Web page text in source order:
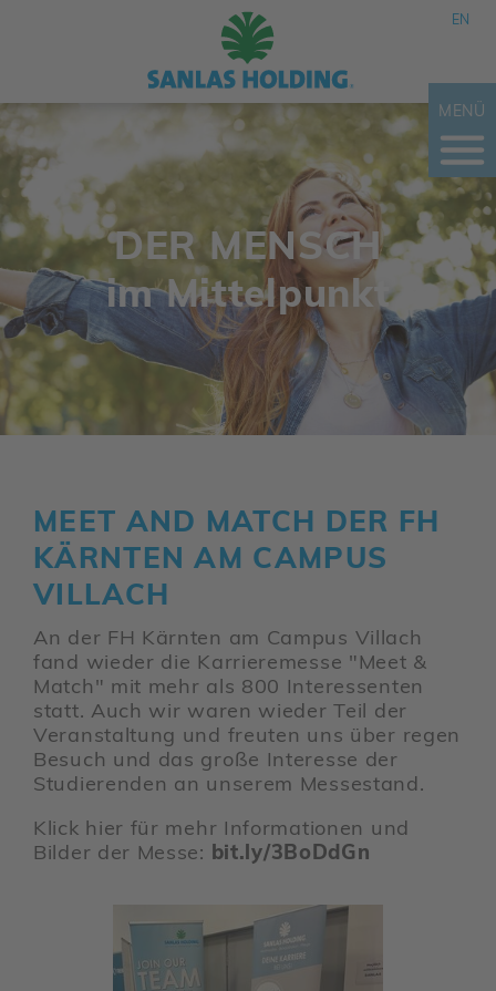
EN
MENÜ
DER MENSCH
im Mittel­punkt
MEET AND MATCH DER FH
KÄRNTEN AM CAMPUS
VILLACH
An der FH Kärnten am Campus Villach
fand wieder die Karrie­re­messe "Meet &
Match" mit mehr als 800 Inter­es­senten
statt. Auch wir waren wieder Teil der
Veran­stal­tung und freuten uns über regen
Besuch und das große Inter­esse der
Studie­renden an unserem Messe­stand.
Klick hier für mehr Infor­ma­tionen und
Bilder der Messe: bit.ly/​3BoDdGn